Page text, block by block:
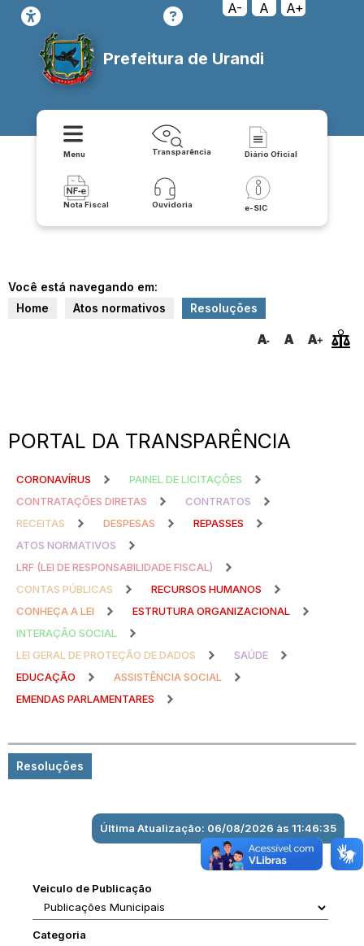
A- A A+
Prefeitura de Urandi
Menu Transparência Diário Oficial
Nota Fiscal Ouvidoria e-SIC
Você está navegando em:
Home
Atos normativos Resoluções
PORTAL DA TRANSPARÊNCIA
CORONAVÍRUS
PAINEL DE LICITAÇÕES
CONTRATAÇÕES DIRETAS
CONTRATOS
RECEITAS
DESPESAS
REPASSES
ATOS NORMATIVOS
LRF (LEI DE RESPONSABILIDADE FISCAL)
CONTAS PÚBLICAS
RECURSOS HUMANOS
CONHEÇA A LEI
ESTRUTURA ORGANIZACIONAL
INTERAÇÃO SOCIAL
LEI GERAL DE PROTEÇÃO DE DADOS
SAÚDE
EDUCAÇÃO
ASSISTÊNCIA SOCIAL
EMENDAS PARLAMENTARES
Resoluções
Última Atualização: 06/08/2026 às 11:46:35
Veiculo de Publicação
Categoria